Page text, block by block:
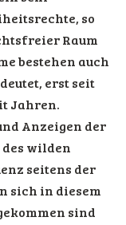
so
Raum
bestehen auch
erst seit
Jahren.
Anzeigen der
des wilden
seitens der
sich in diesem
sind